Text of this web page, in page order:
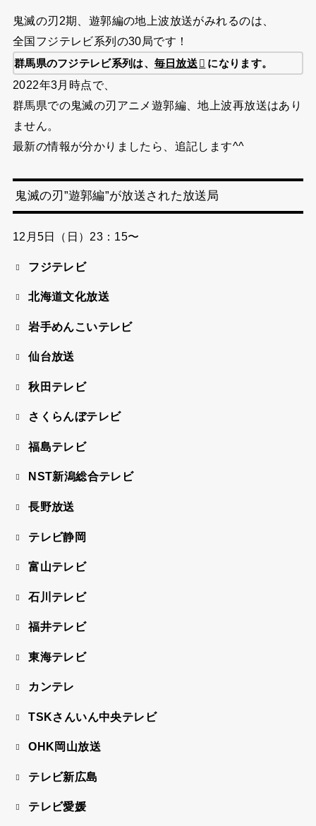
鬼滅の刃2期、遊郭編の地上波放送がみれるのは、
全国フジテレビ系列の30局です！
群馬県のフジテレビ系列は、 毎日放送 になります。
2022年3月時点で、
群馬県での鬼滅の刃アニメ遊郭編、地上波再放送はあり
ません。
最新の情報が分かりましたら、追記します^^
鬼滅の刃”遊郭編”が放送された放送局
12月5日（日）23：15〜
フジテレビ
北海道文化放送
岩手めんこいテレビ
仙台放送
秋田テレビ
さくらんぼテレビ
福島テレビ
NST新潟総合テレビ
長野放送
テレビ静岡
富山テレビ
石川テレビ
福井テレビ
東海テレビ
カンテレ
TSKさんいん中央テレビ
OHK岡山放送
テレビ新広島
テレビ愛媛